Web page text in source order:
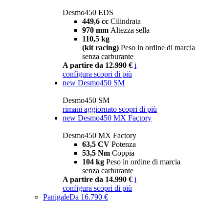
Desmo450 EDS
449,6 cc Cilindrata
970 mm Altezza sella
110,5 kg
(kit racing) Peso in ordine di marcia
senza carburante
A partire da 12.990 € i
configura scopri di più
new Desmo450 SM
Desmo450 SM
rimani aggiornato scopri di più
new Desmo450 MX Factory
Desmo450 MX Factory
63,5 CV Potenza
53,5 Nm Coppia
104 kg Peso in ordine di marcia
senza carburante
A partire da 14.990 € i
configura scopri di più
PanigaleDa 16.790 €